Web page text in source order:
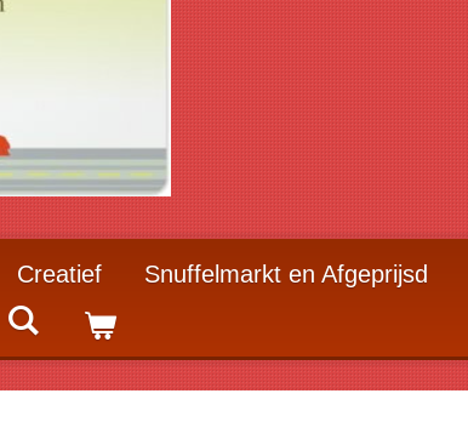
Creatief Snuffelmarkt en Afgeprijsd